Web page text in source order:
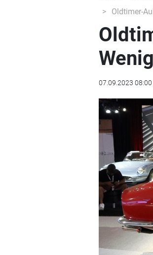
Oldtimer-
07.09.2023 08:00